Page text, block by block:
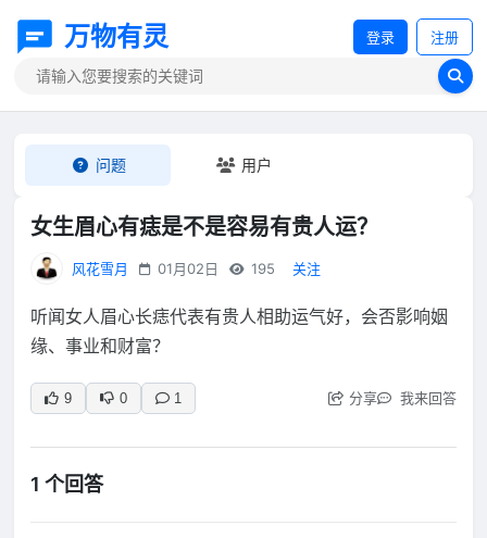
万物有灵 登录 注册
问题 用户
女生眉心有痣是不是容易有贵人运？
风花雪月 01月02日 195 关注
听闻女人眉心长痣代表有贵人相助运气好，会否影响姻
缘、事业和财富？
9 0 1 分享 我来回答
1 个回答